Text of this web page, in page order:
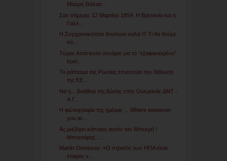
Μαύρη Θάλασ...
Σαν σήμερα: 12 Μαρτίου 1854: Η Βρετανία και η
Γαλλ...
Η Συγχρονικότητα δουλεύει καλά !!! Τι θα δούμε
σύ...
Τώρα: Απίστευτο σενάριο για το “εξαφανισμένο”
boei...
Το ράπισμα της Ρωσίας επισπεύει την διάλυση
της ΕΕ...
Να η... βοήθεια της Δύσης στην Ουκρανία: ΔΝΤ -
Α.Γ...
Η φώτογραφία της ημέρας ... Where eeeeever
you ar...
Ας μαζέψει κάποιος αυτόν τον Μπεκρή !
Μπουτάρης :...
Martin Dempsey: «Ο στρατός των ΗΠΑ είναι
έτοιμος ν...